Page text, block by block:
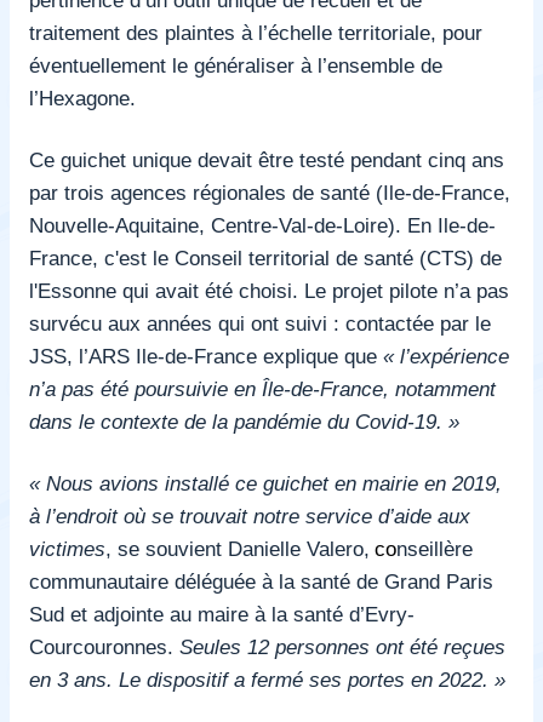
traitement des plaintes à l’échelle territoriale, pour
éventuellement le généraliser à l’ensemble de
l’Hexagone.
Ce guichet unique devait être testé pendant cinq ans
par trois agences régionales de santé (Ile-de-France,
Nouvelle-Aquitaine, Centre-Val-de-Loire). En Ile-de-
France, c'est le Conseil territorial de santé (CTS) de
l'Essonne qui avait été choisi. Le projet pilote n’a pas
survécu aux années qui ont suivi : contactée par le
JSS, l’ARS Ile-de-France explique que « l’expérience
n’a pas été poursuivie en Île-de-France, notamment
dans le contexte de la pandémie du Covid-19. »
« Nous avions installé ce guichet en mairie en 2019,
à l’endroit où se trouvait notre service d’aide aux
victimes, se souvient Danielle Valero, conseillère
communautaire déléguée à la santé de Grand Paris
Sud et adjointe au maire à la santé d’Evry-
Courcouronnes. Seules 12 personnes ont été reçues
en 3 ans. Le dispositif a fermé ses portes en 2022. »